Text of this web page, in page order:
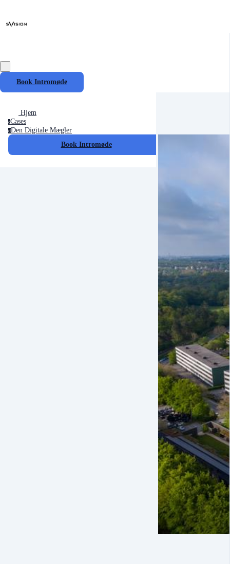
Book Intromøde
Hjem
cCases
dDen Digitale Mægler
Book Intromøde